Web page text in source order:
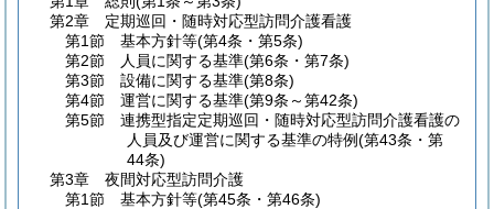
第2章
定期巡回・随時対応型訪問介護看護
第1節
基本方針等(第4条・第5条)
第2節
人員に関する基準(第6条・第7条)
第3節
設備に関する基準(第8条)
第4節
運営に関する基準(第9条～第42条)
第5節
連携型指定定期巡回・随時対応型訪問介護看護の
人員及び運営に関する基準の特例(第43条・第
44条)
第3章
夜間対応型訪問介護
第1節
基本方針等(第45条・第46条)